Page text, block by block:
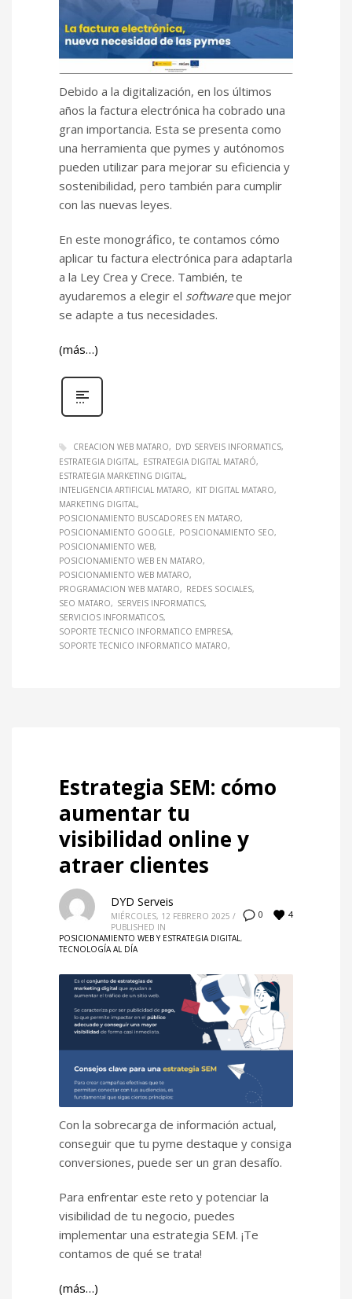
Debido a la digitalización, en los últimos
años la factura electrónica ha cobrado una
gran importancia. Esta se presenta como
una herramienta que pymes y autónomos
pueden utilizar para mejorar su eficiencia y
sostenibilidad, pero también para cumplir
con las nuevas leyes.
En este monográfico, te contamos cómo
aplicar tu factura electrónica para adaptarla
a la Ley Crea y Crece. También, te
ayudaremos a elegir el softwareque mejor
se adapte a tus necesidades.
(más…)
CREACION WEB MATARO
DYD SERVEIS INFORMATICS
ESTRATEGIA DIGITAL
ESTRATEGIA DIGITAL MATARÓ
ESTRATEGIA MARKETING DIGITAL
INTELIGENCIA ARTIFICIAL MATARO
KIT DIGITAL MATARO
MARKETING DIGITAL
POSICIONAMIENTO BUSCADORES EN MATARO
POSICIONAMIENTO GOOGLE
POSICIONAMIENTO SEO
POSICIONAMIENTO WEB
POSICIONAMIENTO WEB EN MATARO
POSICIONAMIENTO WEB MATARO
PROGRAMACION WEB MATARO
REDES SOCIALES
SEO MATARO
SERVEIS INFORMATICS
SERVICIOS INFORMATICOS
SOPORTE TECNICO INFORMATICO EMPRESA
SOPORTE TECNICO INFORMATICO MATARO
Estrategia SEM: cómo
aumentar tu
visibilidad online y
atraer clientes
0 4
DYD Serveis
MIÉRCOLES, 12 FEBRERO 2025 /
PUBLISHED IN
POSICIONAMIENTO WEB Y ESTRATEGIA DIGITAL,
TECNOLOGÍA AL DÍA
Con la sobrecarga de información actual,
conseguir que tu pyme destaque y consiga
conversiones, puede ser un gran desafío.
Para enfrentar este reto y potenciar la
visibilidad de tu negocio, puedes
implementar una estrategia SEM. ¡Te
contamos de qué se trata!
(más…)